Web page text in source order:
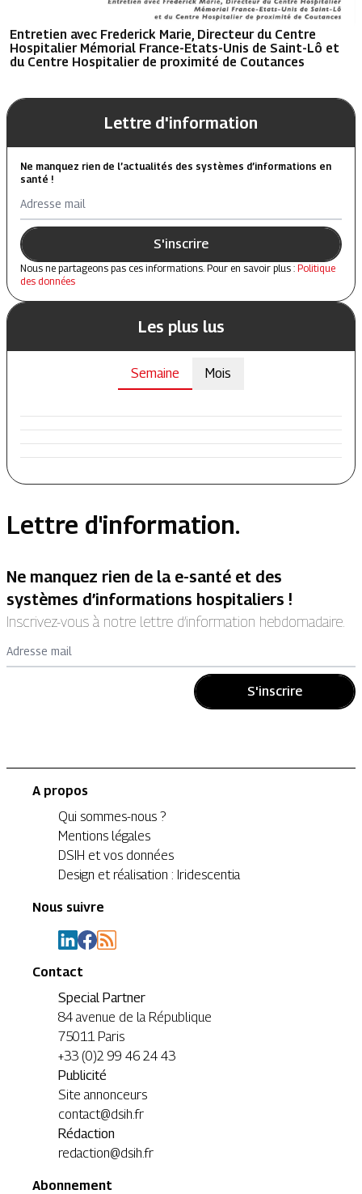
Entretien avec Frederick Marie, Directeur du Centre
Hospitalier Mémorial France-Etats-Unis de Saint-Lô et
du Centre Hospitalier de proximité de Coutances
Lettre d'information
Ne manquez rien de l’actualités des systèmes d’informations en
santé !
Adresse mail
S'inscrire
Nous ne partageons pas ces informations. Pour en savoir plus : Politique
des données
Les plus lus
Semaine Mois
Lettre d'information.
Ne manquez rien de la e-santé et des
systèmes d’informations hospitaliers !
Inscrivez-vous à notre lettre d’information hebdomadaire.
Adresse mail
S'inscrire
A propos
Qui sommes-nous ?
Mentions légales
DSIH et vos données
Design et réalisation : Iridescentia
Nous suivre
Contact
Special Partner
84 avenue de la République
75011 Paris
+33 (0)2 99 46 24 43
Publicité
Site annonceurs
contact@dsih.fr
Rédaction
redaction@dsih.fr
Abonnement